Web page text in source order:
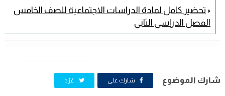
تحضير كامل لمادة الدراسات الاجتماعية للصف الخامس
الفصل الدراسي الثاني
شارك الموضوع شارك على غرّد